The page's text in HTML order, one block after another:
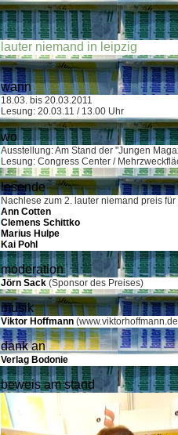
lauter niemand in leipzig
wann
18.03. bis 20.03.2011
Lesung: 20.03.11 / 13.00 Uhr
wo
Ausstellung: Am Stand der "Jungen
Lesung: Congress Center /
lesende
Nachlese zum 2. lauter niemand preis
Ann Cotten
Clemens Schittko
Marius Hulpe
Kai Pohl
moderation
Jörn Sack (Sponsor des Preises)
musik
Viktor Hoffmann
dank an
Verlag Bodonie
beweis am stand